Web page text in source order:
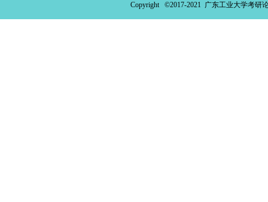
Copyright ©2017-2021 广东工业大学考研